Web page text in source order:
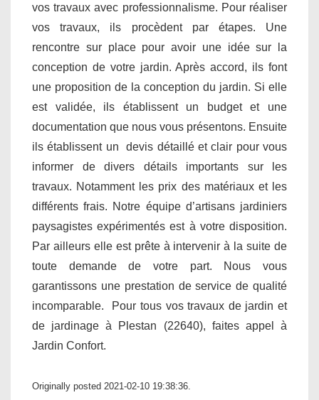
vos travaux avec professionnalisme. Pour réaliser
vos travaux, ils procèdent par étapes. Une
rencontre sur place pour avoir une idée sur la
conception de votre jardin. Après accord, ils font
une proposition de la conception du jardin. Si elle
est validée, ils établissent un budget et une
documentation que nous vous présentons. Ensuite
ils établissent un devis détaillé et clair pour vous
informer de divers détails importants sur les
travaux. Notamment les prix des matériaux et les
différents frais. Notre équipe d’artisans jardiniers
paysagistes expérimentés est à votre disposition.
Par ailleurs elle est prête à intervenir à la suite de
toute demande de votre part. Nous vous
garantissons une prestation de service de qualité
incomparable. Pour tous vos travaux de jardin et
de jardinage à Plestan (22640), faites appel à
Jardin Confort.
Originally posted 2021-02-10 19:38:36.